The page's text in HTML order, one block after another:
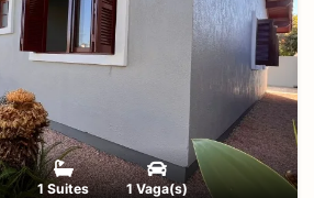
1 Suites 1 Vaga(s)